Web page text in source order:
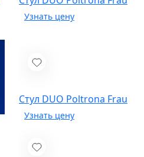
Стул DUO Poltrona Frau